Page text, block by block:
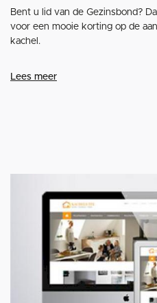
Bent u lid van de Gezinsbond?
voor een mooie korting op de
kachel.
Lees meer